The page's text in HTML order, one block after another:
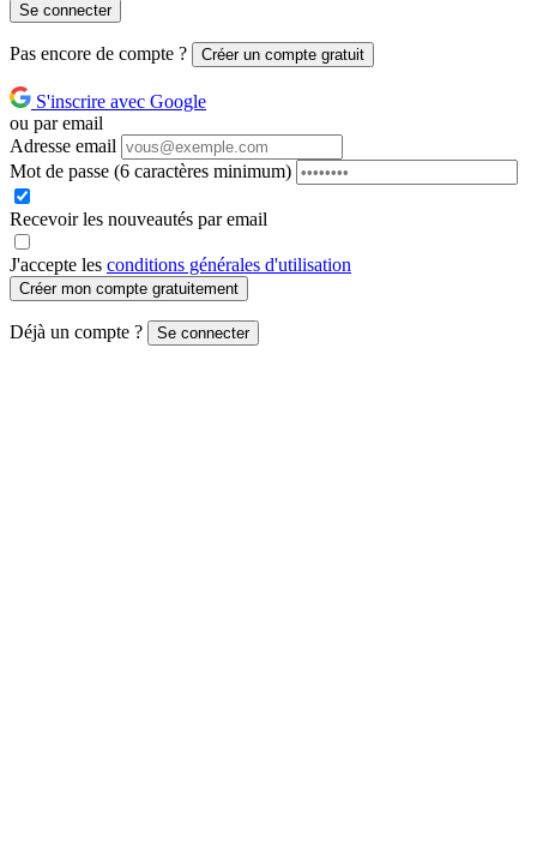
Se connecter
Pas encore de compte ? Créer un compte gratuit
S'inscrire avec Google
ou par email
Adresse email
Mot de passe (6 caractères minimum)
Recevoir les nouveautés par email
J'accepte les conditions générales d'utilisation
Créer mon compte gratuitement
Déjà un compte ? Se connecter